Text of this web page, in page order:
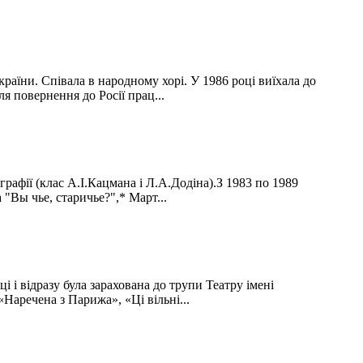
Співала в народному хорі. У 1986 році виїхала до
повернення до Росії прац...
(клас А.І.Кацмана і Л.А.Додіна).З 1983 по 1989
"Вы чье, старичье?",* Март...
відразу була зарахована до трупи Театру імені
з Парижа», «Ці вільні...